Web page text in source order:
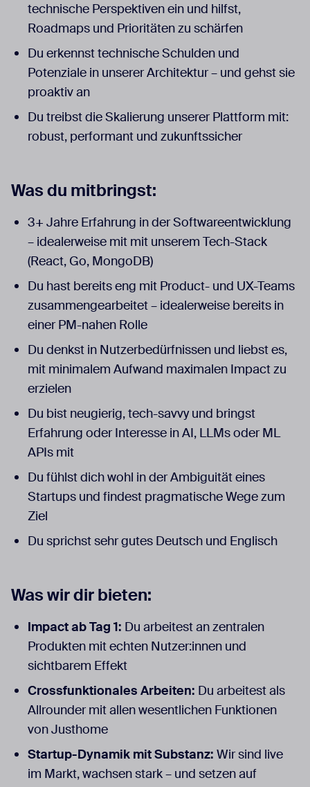
technische Perspektiven ein und hilfst,
Roadmaps und Prioritäten zu schärfen
Du erkennst technische Schulden und
Potenziale in unserer Architektur – und gehst sie
proaktiv an
Du treibst die Skalierung unserer Plattform mit:
robust, performant und zukunftssicher
Was du mitbringst:
3+ Jahre Erfahrung in der Softwareentwicklung
– idealerweise mit mit unserem Tech-Stack
(React, Go, MongoDB)
Du hast bereits eng mit Product- und UX-Teams
zusammengearbeitet – idealerweise bereits in
einer PM-nahen Rolle
Du denkst in Nutzerbedürfnissen und liebst es,
mit minimalem Aufwand maximalen Impact zu
erzielen
Du bist neugierig, tech-savvy und bringst
Erfahrung oder Interesse in AI, LLMs oder ML
APIs mit
Du fühlst dich wohl in der Ambiguität eines
Startups und findest pragmatische Wege zum
Ziel
Du sprichst sehr gutes Deutsch und Englisch
Was wir dir bieten:
Impact ab Tag 1: Du arbeitest an zentralen
Produkten mit echten Nutzer:innen und
sichtbarem Effekt
Crossfunktionales Arbeiten: Du arbeitest als
Allrounder mit allen wesentlichen Funktionen
von Justhome
Startup-Dynamik mit Substanz: Wir sind live
im Markt, wachsen stark – und setzen auf